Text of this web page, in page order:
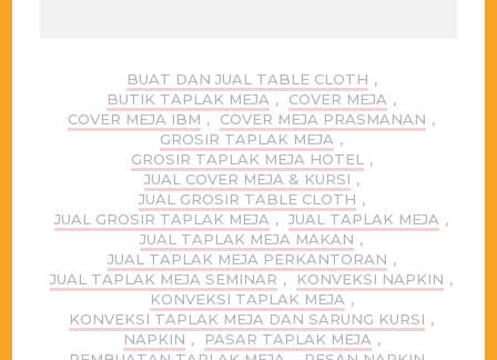
BUAT DAN JUAL TABLE CLOTH ,
BUTIK TAPLAK MEJA , COVER MEJA ,
COVER MEJA IBM , COVER MEJA PRASMANAN ,
GROSIR TAPLAK MEJA ,
GROSIR TAPLAK MEJA HOTEL ,
JUAL COVER MEJA & KURSI ,
JUAL GROSIR TABLE CLOTH ,
JUAL GROSIR TAPLAK MEJA , JUAL TAPLAK MEJA ,
JUAL TAPLAK MEJA MAKAN ,
JUAL TAPLAK MEJA PERKANTORAN ,
JUAL TAPLAK MEJA SEMINAR , KONVEKSI NAPKIN ,
KONVEKSI TAPLAK MEJA ,
KONVEKSI TAPLAK MEJA DAN SARUNG KURSI ,
NAPKIN , PASAR TAPLAK MEJA ,